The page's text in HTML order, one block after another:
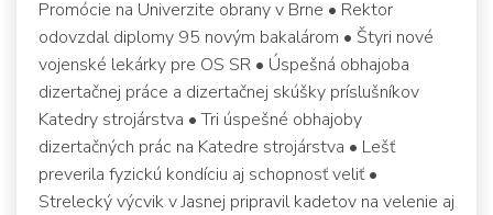
Promócie na Univerzite obrany v Brne • Rektor
odovzdal diplomy 95 novým bakalárom • Štyri nové
vojenské lekárky pre OS SR • Úspešná obhajoba
dizertačnej práce a dizertačnej skúšky príslušníkov
Katedry strojárstva • Tri úspešné obhajoby
dizertačných prác na Katedre strojárstva • Lešť
preverila fyzickú kondíciu aj schopnosť veliť •
Strelecký výcvik v Jasnej pripravil kadetov na velenie aj